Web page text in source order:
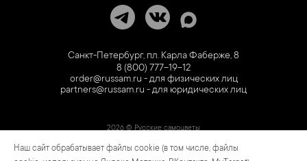
Санкт-Петербург, пл. Карла Фаберже, 8
8 (800) 777-19-12
order@russam.ru - для физических лиц
partners@russam.ru - для юридических лиц
2026 © Русские самоцветы
Предложение не является публичной офертой. Цены на сайте и в розничной сети
Наш сайт обрабатывает файлы cookie (в том числе, файлы